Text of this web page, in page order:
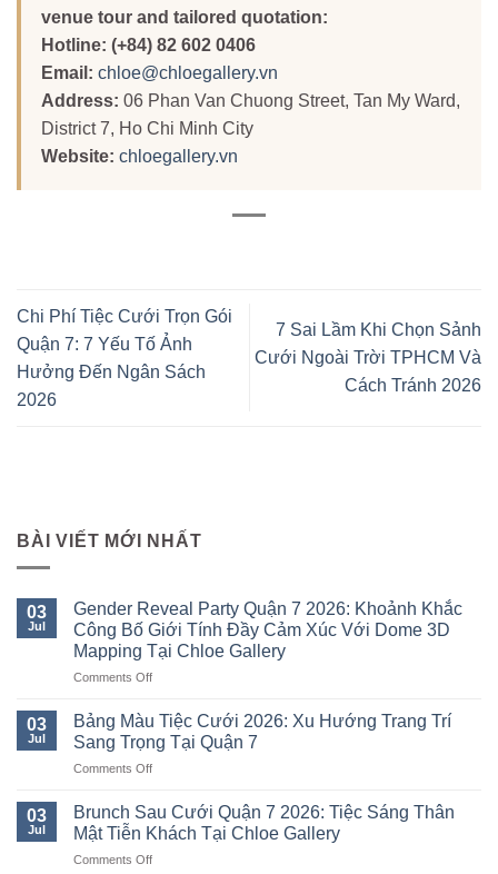
venue tour and tailored quotation:
Hotline: (+84) 82 602 0406
Email: chloe@chloegallery.vn
Address: 06 Phan Van Chuong Street, Tan My Ward,
District 7, Ho Chi Minh City
Website: chloegallery.vn
Chi Phí Tiệc Cưới Trọn Gói
Quận 7: 7 Yếu Tố Ảnh
Hưởng Đến Ngân Sách
2026
7 Sai Lầm Khi Chọn Sảnh
Cưới Ngoài Trời TPHCM Và
Cách Tránh 2026
BÀI VIẾT MỚI NHẤT
03
Jul
Gender Reveal Party Quận 7 2026: Khoảnh Khắc
Công Bố Giới Tính Đầy Cảm Xúc Với Dome 3D
Mapping Tại Chloe Gallery
Comments Offon
Reveal
Party
Quận
7
Khoảnh
Khắc
03
Jul
Bảng Màu Tiệc Cưới 2026: Xu Hướng Trang Trí
Sang Trọng Tại Quận 7
Comments Offon
Màu
Tiệc
Cưới
2026:
03
Jul
Brunch Sau Cưới Quận 7 2026: Tiệc Sáng Thân
Mật Tiễn Khách Tại Chloe Gallery
Comments Offon